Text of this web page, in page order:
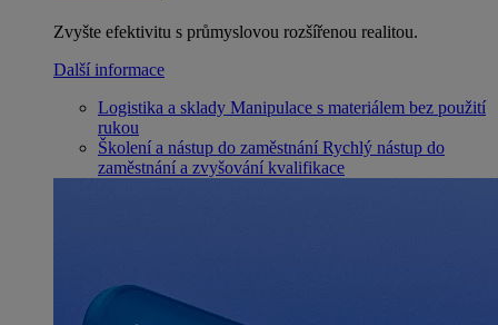
Zvyšte efektivitu s průmyslovou rozšířenou realitou.
Další informace
Logistika a sklady Manipulace s materiálem bez použití
rukou
Školení a nástup do zaměstnání Rychlý nástup do
zaměstnání a zvyšování kvalifikace